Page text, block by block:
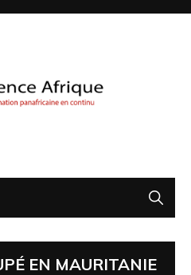
EN MAURITANIE